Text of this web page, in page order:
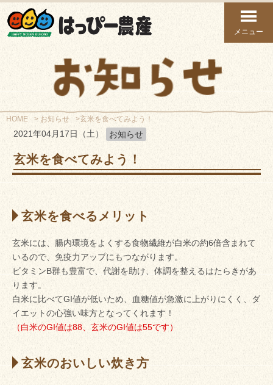
メニュー
HOME お知らせ 玄米を食べてみよう！
2021年04月17日（土） お知らせ
玄米を食べてみよう！
玄米を食べるメリット
玄米には、腸内環境をよくする食物繊維が白米の約6倍含まれて
いるので、免疫力アップにもつながります。
ビタミンB群も豊富で、代謝を助け、体調を整えるはたらきがあ
ります。
白米に比べてGI値が低いため、血糖値が急激に上がりにくく、ダ
イエットの心強い味方となってくれます！
（白米のGI値は88、玄米のGI値は55です）
玄米のおいしい炊き方